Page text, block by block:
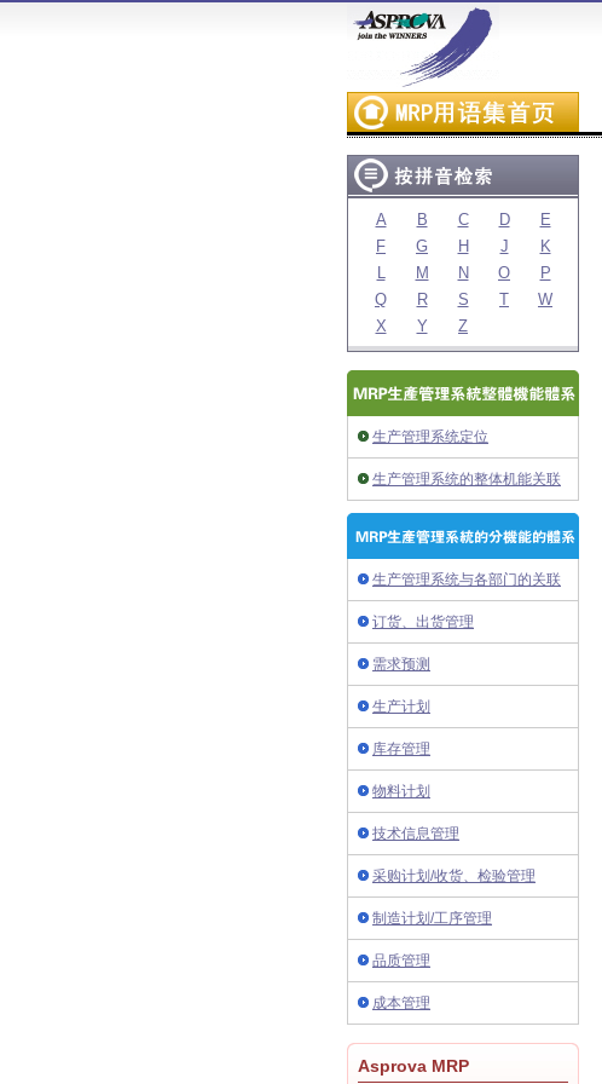
A B C D
E
F
G H J
K
L
M N O
P
Q
R S T
W
X
Y Z
生产管理系统定位
生产管理系统的整体机能关联
生产管理系统与各部门的关联
订货、出货管理
需求预测
生产计划
库存管理
物料计划
技术信息管理
采购计划/收货、检验管理
制造计划/工序管理
品质管理
成本管理
Asprova MRP